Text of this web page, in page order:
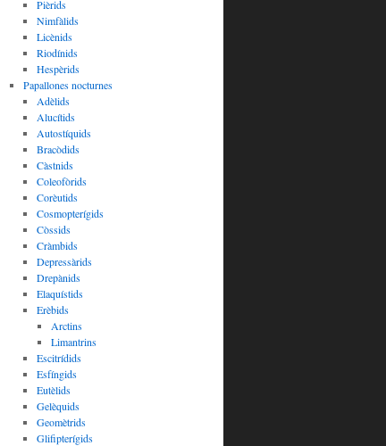
Pièrids
Nimfàlids
Licènids
Riodínids
Hespèrids
Papallones nocturnes
Adèlids
Alucítids
Autostíquids
Bracòdids
Càstnids
Coleofòrids
Corèutids
Cosmopterígids
Còssids
Cràmbids
Depressàrids
Drepànids
Elaquístids
Erèbids
Arctins
Limantrins
Escitrídids
Esfíngids
Eutèlids
Gelèquids
Geomètrids
Glifipterígids